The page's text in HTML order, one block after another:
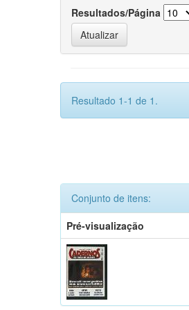
Resultados/Página
Resultado 1-1 de 1.
Conjunto de itens:
Pré-visualização